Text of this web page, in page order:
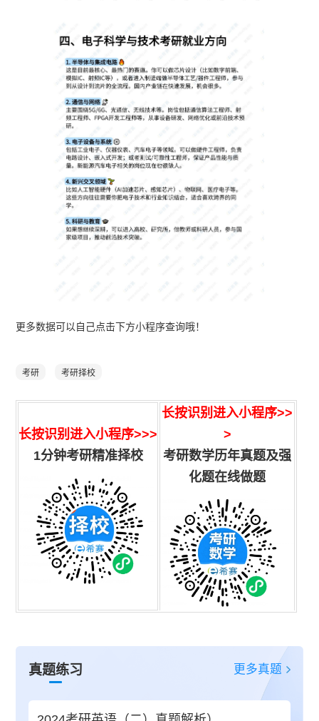
更多数据可以自己点击下方小程序查询哦！
考研 考研择校
长按识别进入小程序>>>
1分钟考研精准择校
长按识别进入小程序>>
>
考研数学历年真题及强
化题在线做题
真题练习 更多真题